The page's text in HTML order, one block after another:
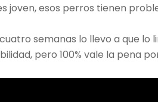
joven, esos perros tienen
semanas lo llevo a que lo
pero 100% vale la pena